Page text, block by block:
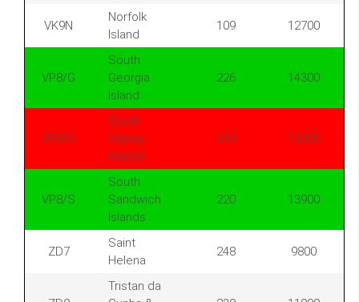
VK9N
Norfolk
Island
109 12700
VP8/G
South
Georgia
Island
226 14300
VP8/O
South
Orkney
Islands
219 15000
VP8/S
South
Sandwich
Islands
220 13900
ZD7
Saint
Helena
248 9800
Tristan da